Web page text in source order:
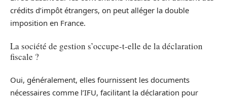
crédits d’impôt étrangers, on peut alléger la double
imposition en France.
La société de gestion s’occupe-t-elle de la déclaration
fiscale ?
Oui, généralement, elles fournissent les documents
nécessaires comme l’IFU, facilitant la déclaration pour